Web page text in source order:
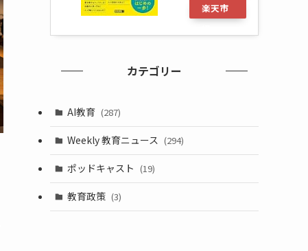
楽天市
カテゴリー
AI教育 (287)
Weekly 教育ニュース (294)
ポッドキャスト (19)
教育政策 (3)